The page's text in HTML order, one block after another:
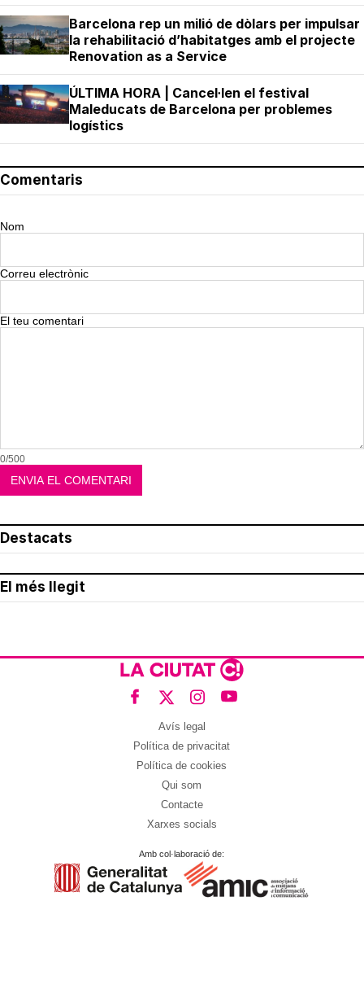
Barcelona rep un milió de dòlars per impulsar
la rehabilitació d’habitatges amb el projecte
Renovation as a Service
ÚLTIMA HORA | Cancel·len el festival
Maleducats de Barcelona per problemes
logístics
Comentaris
Nom
Correu electrònic
El teu comentari
0/500
Destacats
El més llegit
Avís legal
Política de privacitat
Política de cookies
Qui som
Contacte
Xarxes socials
Amb col·laboració de: